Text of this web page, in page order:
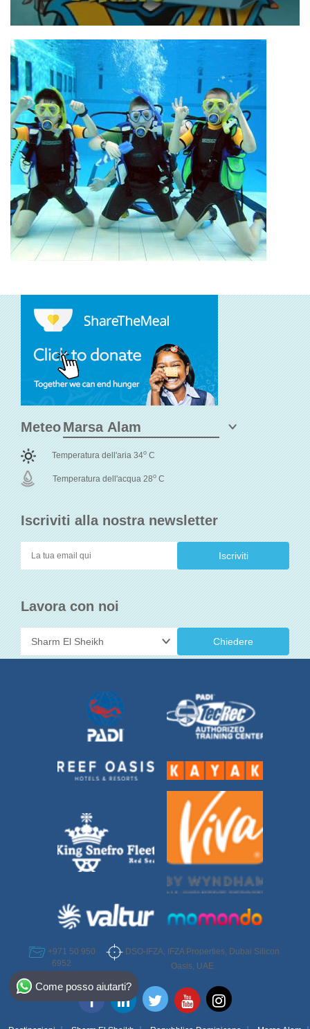
Iscriviti alla nostra newsletter
Lavora con noi
Chiedere
Meteo
Temperatura dell'aria 34o C
Temperatura dell'acqua 28o C
+971 50 950
6952
DSO-IFZA, IFZA Properties, Dubai Silicon
Oasis, UAE
Come posso aiutarti?
Select Destination
Egypt
Bahamas